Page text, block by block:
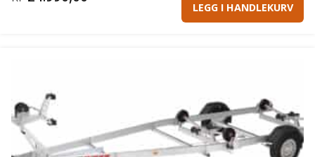
LEGG I HANDLEKURV